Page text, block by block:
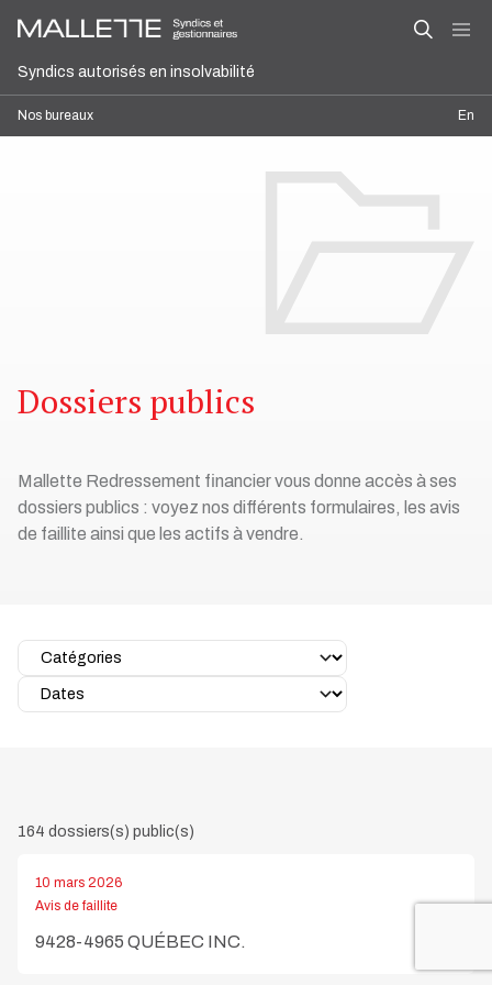
Syndics autorisés en insolvabilité
Nos bureaux En
Dossiers publics
Mallette Redressement financier vous donne accès à ses
dossiers publics : voyez nos différents formulaires, les avis
de faillite ainsi que les actifs à vendre.
164 dossiers(s) public(s)
10 mars 2026
Avis de faillite
9428-4965 QUÉBEC INC.